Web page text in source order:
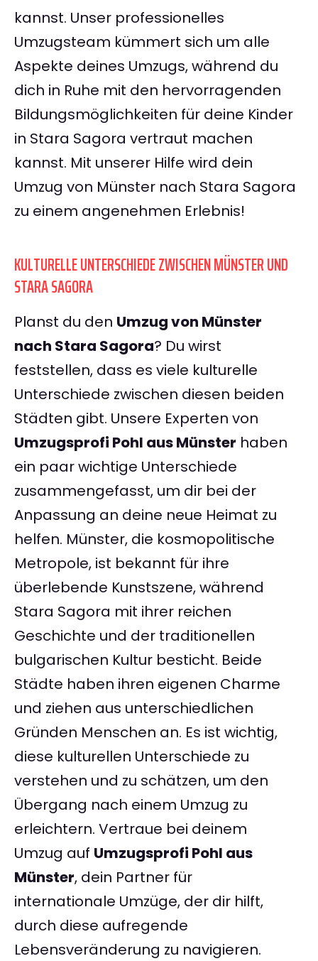
kannst. Unser professionelles
Umzugsteam kümmert sich um alle
Aspekte deines Umzugs, während du
dich in Ruhe mit den hervorragenden
Bildungsmöglichkeiten für deine Kinder
in Stara Sagora vertraut machen
kannst. Mit unserer Hilfe wird dein
Umzug von Münster nach Stara Sagora
zu einem angenehmen Erlebnis!
KULTURELLE UNTERSCHIEDE ZWISCHEN MÜNSTER UND
STARA SAGORA
Planst du den Umzug von Münster
nach Stara Sagora? Du wirst
feststellen, dass es viele kulturelle
Unterschiede zwischen diesen beiden
Städten gibt. Unsere Experten von
Umzugsprofi Pohl aus Münster haben
ein paar wichtige Unterschiede
zusammengefasst, um dir bei der
Anpassung an deine neue Heimat zu
helfen. Münster, die kosmopolitische
Metropole, ist bekannt für ihre
überlebende Kunstszene, während
Stara Sagora mit ihrer reichen
Geschichte und der traditionellen
bulgarischen Kultur besticht. Beide
Städte haben ihren eigenen Charme
und ziehen aus unterschiedlichen
Gründen Menschen an. Es ist wichtig,
diese kulturellen Unterschiede zu
verstehen und zu schätzen, um den
Übergang nach einem Umzug zu
erleichtern. Vertraue bei deinem
Umzug auf Umzugsprofi Pohl aus
Münster, dein Partner für
internationale Umzüge, der dir hilft,
durch diese aufregende
Lebensveränderung zu navigieren.